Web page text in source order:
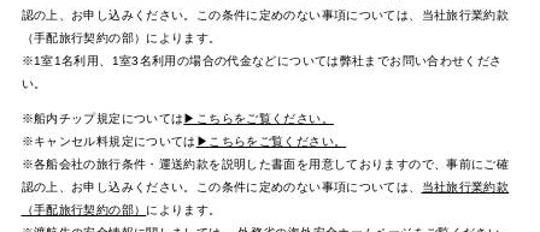
認の上、お申し込みください。この条件に定めのない事項については、当社旅行業約款
（手配旅行契約の部）によります。
※1室1名利用、1室3名利用の場合の代金などについては弊社までお問い合わせくださ
い。
※船内チップ規定については▶こちらをご覧ください。
※キャンセル料規定については ▶こちらをご覧ください。
※各船会社の旅行条件・運送約款を説明した書面を用意しておりますので、事前にご確
認の上、お申し込みください。この条件に定めのない事項については、
当社旅行業約款
（手配旅行契約の部） によります。